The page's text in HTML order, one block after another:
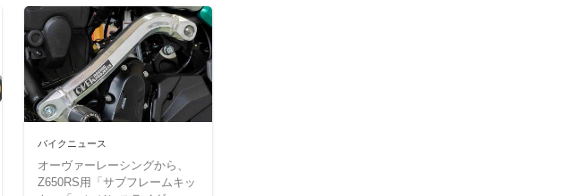
バイクニュース
オーヴァーレーシングから、
Z650RS用「サブフレームキッ